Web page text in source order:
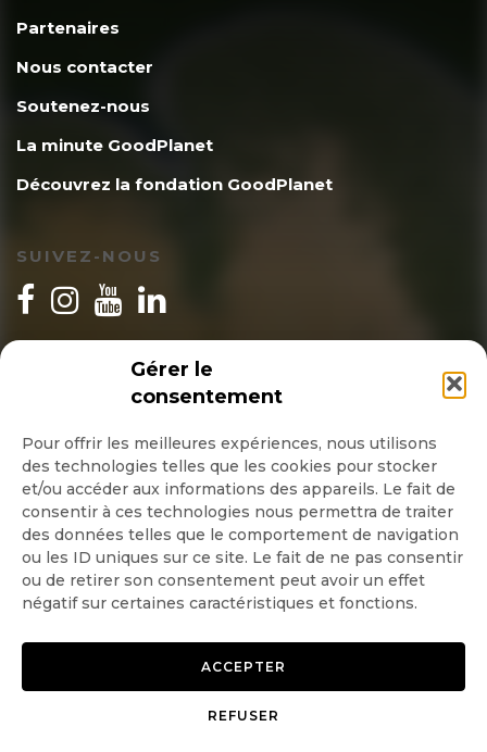
Gérer le
consentement
Pour offrir les meilleures expériences, nous utilisons
des technologies telles que les cookies pour stocker
et/ou accéder aux informations des appareils. Le fait de
consentir à ces technologies nous permettra de traiter
des données telles que le comportement de navigation
ou les ID uniques sur ce site. Le fait de ne pas consentir
ou de retirer son consentement peut avoir un effet
négatif sur certaines caractéristiques et fonctions.
ACCEPTER
REFUSER
Partenaires
Nous contacter
Soutenez-nous
La minute GoodPlanet
Découvrez la fondation GoodPlanet
SUIVEZ-NOUS
INSCRIPTION NEWSLETTER
Quotidienne
Hebdo
OK